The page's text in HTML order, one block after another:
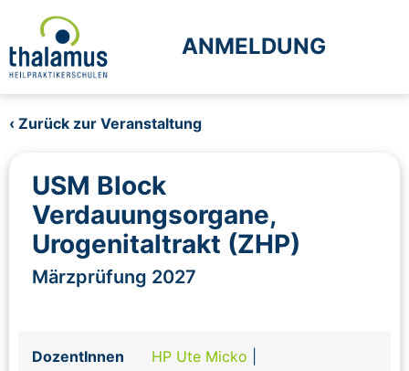
ANMELDUNG
‹ Zurück zur Veranstaltung
USM Block
Verdauungsorgane,
Urogenitaltrakt (ZHP)
Märzprüfung 2027
DozentInnen HP Ute Micko